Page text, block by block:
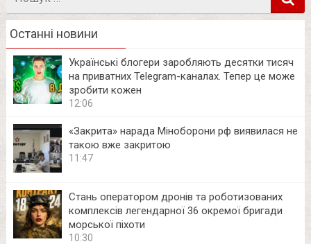
Останні новини
Українські блогери заробляють десятки тисяч
на приватних Telegram-каналах. Тепер це може
зробити кожен
12:06
«Закрита» нарада Міноборони рф виявилася не
такою вже закритою
11:47
Стань оператором дронів та роботизованих
комплексів легендарної 36 окремої бригади
морської піхоти
10:30